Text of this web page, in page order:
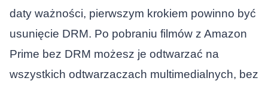
daty ważności, pierwszym krokiem powinno być
usunięcie DRM. Po pobraniu filmów z Amazon
Prime bez DRM możesz je odtwarzać na
wszystkich odtwarzaczach multimedialnych, bez